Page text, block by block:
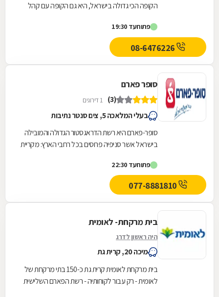
הקופה הכי גדולה בישראל, היא גם הקופה עם קהל
גאים לתת...
פתוחעד 19:30
08-6476226
סופר פארם
(3) 1 דירוגים
בעלי המלאכה 5, צים סנטר נתיבות
סופר-פארם היא רשת הדראגסטור הגדולה והמובילה
בישראל אשר סניפיה פרוסים בכל רחבי הארץ: מקריית
פתוחעד 22:30
בית מרקחת- לאומית
היה ראשון לדרג
מיכה 20, קרית גת
בית מרקחת לאומית קרית גת כ-150 בתי מרקחת של
לאומית - רק עבור לקוחותיה - רשת הפארם השלישית